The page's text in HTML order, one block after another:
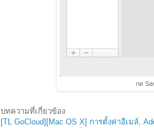
กด
บทความที่เกี่ยวข้อง
[TL GoCloud][Mac OS X] การตั้งค่าอีเมล์,